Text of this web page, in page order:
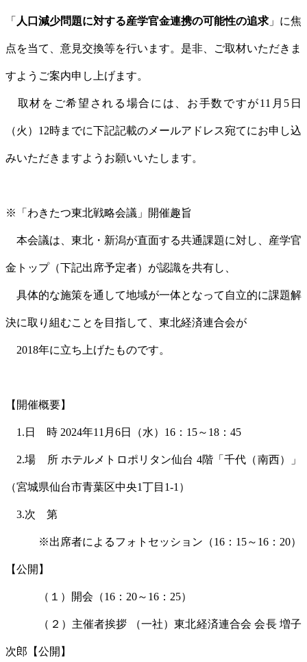
「 人口減少問題に対する産学官金連携の可能性の追求 」に焦
点を当て、意見交換等を行います。是非、ご取材いただきま
すようご案内申し上げます。
取材をご希望される場合には、お手数ですが11月5日
（火）12時までに下記記載のメールアドレス宛てにお申し込
みいただきますようお願いいたします。
※「わきたつ東北戦略会議」開催趣旨
本会議は、東北・新潟が直面する共通課題に対し、産学官
金トップ（下記出席予定者）が認識を共有し、
具体的な施策を通して地域が一体となって自立的に課題解
決に取り組むことを目指して、東北経済連合会が
2018年に立ち上げたものです。
【開催概要】
1.日 時 2024年11月6日（水）16：15～18：45
2.場 所 ホテルメトロポリタン仙台 4階「千代（南西）」
（宮城県仙台市青葉区中央1丁目1-1）
3.次 第
※出席者によるフォトセッション（16：15～16：20）
【公開】
（１）開会（16：20～16：25）
（２）主催者挨拶 （一社）東北経済連合会 会長 増子
次郎【公開】